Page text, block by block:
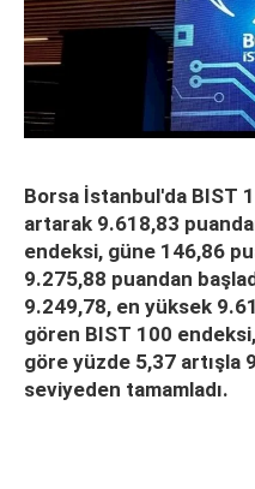
Borsa İstanbul'da BIST
artarak 9.618,83
endeksi, güne 146,86
9.275,88 puandan
9.249,78, en yüksek
gören BIST 100
göre yüzde 5,37 artışla
seviyeden tamamladı.